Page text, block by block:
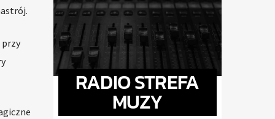
przy
RADIO STREFA
MUZY